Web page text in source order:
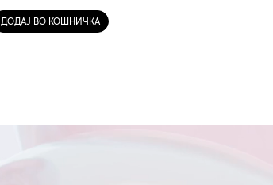
ДОДАЈ ВО КОШНИЧКА